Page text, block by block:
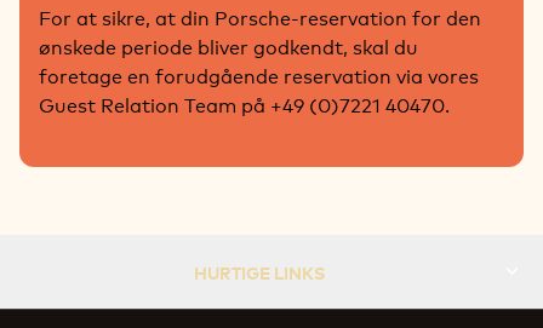
For at sikre, at din Porsche-reservation for den
ønskede periode bliver godkendt, skal du
foretage en forudgående reservation via vores
Guest Relation Team på +49 (0)7221 40470.
HURTIGE LINKS